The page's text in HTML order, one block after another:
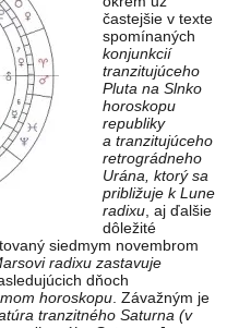
častejšie v texte
spomínaných
konjunkcií
tranzitujúceho
Pluta na Slnko
horoskopu
republiky
a tranzitujúceho
retrográdneho
Urána, ktorý sa
približuje k Lune
radixu , aj ďalšie
dôležité
siedmym novembrom
radixu zastavuje
dňoch
horoskopu . Závažným je
tranzitného Saturna (v